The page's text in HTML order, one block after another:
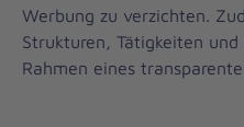
Werbung zu verzichten.
Strukturen, Tätigkeiten
Rahmen eines